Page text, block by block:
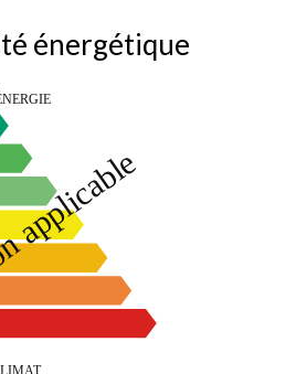
énergétique